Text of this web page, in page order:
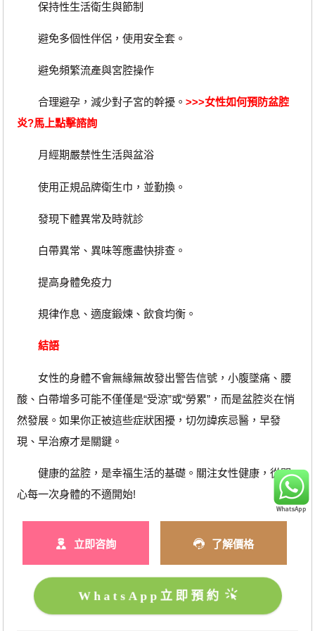
保持性生活衛生與節制
避免多個性伴侶，使用安全套。
避免頻繁流產與宮腔操作
合理避孕，減少對子宮的幹擾。 >>>女性如何預防盆腔
炎?馬上點擊諮詢
月經期嚴禁性生活與盆浴
使用正規品牌衛生巾，並勤換。
發現下體異常及時就診
白帶異常、異味等應盡快排查。
提高身體免疫力
規律作息、適度鍛煉、飲食均衡。
結語
女性的身體不會無緣無故發出警告信號，小腹墜痛、腰
酸、白帶增多可能不僅僅是“受涼”或“勞累”，而是盆腔炎在悄
然發展。如果你正被這些症狀困擾，切勿諱疾忌醫，早發
現、早治療才是關鍵。
健康的盆腔，是幸福生活的基礎。關注女性健康，從關
心每一次身體的不適開始!
立即咨詢 了解價格
WhatsApp立即預約